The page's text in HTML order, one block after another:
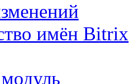
имён Bitrix